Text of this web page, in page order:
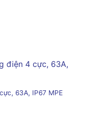
63A, IP67 MPE